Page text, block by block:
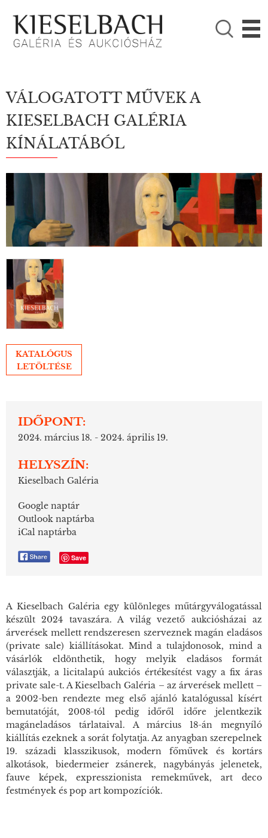

KÉRJÜK VÁLASSZON!
Festmények
VÁLOGATOTT MŰVEK A
KIESELBACH GALÉRIA
KÍNÁLATÁBÓL
KATALÓGUS
LETÖLTÉSE
IDŐPONT:
2024. március 18. - 2024. április 19.
HELYSZÍN:
Kieselbach Galéria
Google naptár
Outlook naptárba
iCal naptárba
Save
A Kieselbach Galéria egy különleges műtárgyválogatással
készült 2024 tavaszára. A világ vezető aukciósházai az
árverések mellett rendszeresen szerveznek magán eladásos
(private sale) kiállításokat. Mind a tulajdonosok, mind a
vásárlók eldönthetik, hogy melyik eladásos formát
választják, a licitalapú aukciós értékesítést vagy a fix áras
private sale-t. A Kieselbach Galéria – az árverések mellett –
a 2002-ben rendezte meg első ajánló katalógussal kísért
bemutatóját, 2008-tól pedig időről időre jelentkezik
magáneladásos tárlataival. A március 18-án megnyíló
kiállítás ezeknek a sorát folytatja. Az anyagban szerepelnek
19. századi klasszikusok, modern főművek és kortárs
alkotások, biedermeier zsánerek, nagybányás jelenetek,
fauve képek, expresszionista remekművek, art deco
festmények és pop art kompozíciók.